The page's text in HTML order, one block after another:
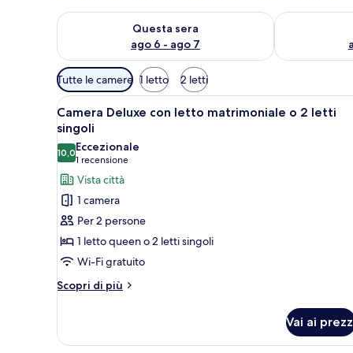
Questa sera
ago 6 - ago 7
Verifica la disponibilità per questa sera, ago 6 - ago 7
Verifica la
Filtri
disponibili
per
le
camere
Tutte le camere 1 letto 2 letti
Apri
tutte
le
foto
per
Camera
Deluxe
con
letto
matrimoniale
o
singoli
Un letto matrimoniale con
23
Camera Deluxe con letto matrimoniale o 2 letti
singoli
10,010,0 su 10
Eccezionale
1 recensione
(1
recensione)
Vista città
1 camera
Per 2 persone
1 letto queen o 2 letti singoli
Wi-Fi gratuito
Scopri di più
Altri
Deluxe
Vai ai